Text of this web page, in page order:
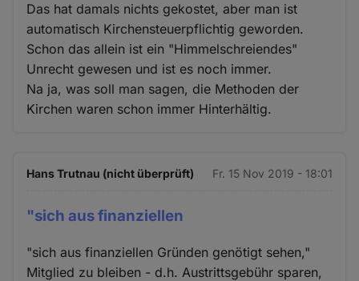
Das hat damals nichts gekostet, aber man ist
automatisch Kirchensteuerpflichtig geworden.
Schon das allein ist ein "Himmelschreiendes"
Unrecht gewesen und ist es noch immer.
Na ja, was soll man sagen, die Methoden der
Kirchen waren schon immer Hinterhältig.
Hans Trutnau (nicht überprüft) Fr. 15 Nov 2019 - 18:01
"sich aus finanziellen
"sich aus finanziellen Gründen genötigt sehen,"
Mitglied zu bleiben - d.h. Austrittsgebühr sparen,